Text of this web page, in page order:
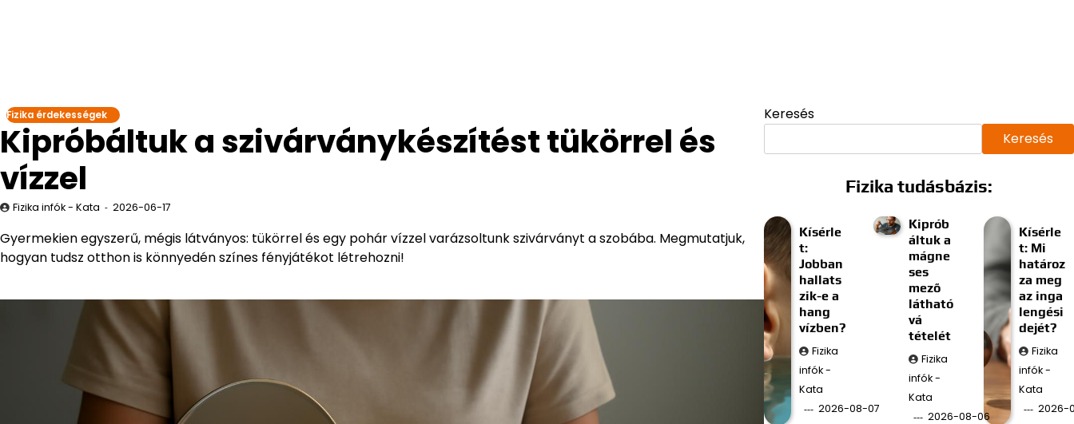
Fizika érdekességek
Kipróbáltuk a szivárványkészítést tükörrel és
vízzel
Fizika infók - Kata 2026-06-17
Gyermekien egyszerű, mégis látványos: tükörrel és egy pohár vízzel varázsoltunk szivárványt a szobába. Megmutatjuk,
hogyan tudsz otthon is könnyedén színes fényjátékot létrehozni!
Keresés
Keresés
Fizika tudásbázis:
Kísérle
t:
Jobban
hallats
zik-e a
hang
vízben?
Fizika
infók -
Kata
2026-08-07
Kiprób
áltuk a
mágne
ses
mező
látható
vá
tételét
Fizika
infók -
Kata
2026-08-06
Kísérle
t: Mi
határoz
za meg
az inga
lengési
dejét?
Fizika
infók -
Kata
2026-